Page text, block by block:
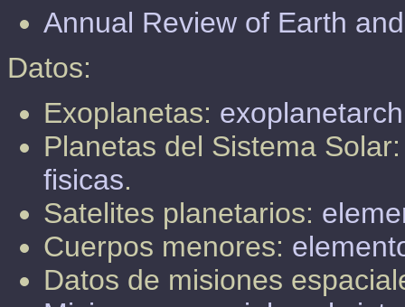
Annual Review of Earth
Datos:
Exoplanetas:
Planetas del Sistema
fisicas.
Satelites planetarios:
Cuerpos menores:
Datos de misiones